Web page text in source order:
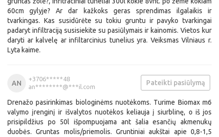
60cm gylyje? Ar dar kažkoks geras sprendimas ilgalaikis ir
tvarkingas. Kas susidūrėte su tokiu gruntu ir pavyko tvarkingai
padaryt infiltraciją susisiekite su pasiūlymais ir kainomis. Vietos kur
daryti ar kalvelę ar infiltarcinius tunelius yra. Veiksmas Vilniaus r.
Lyta kaime.
AN
+3706*****48
an********@***il.com
Pateikti pasiūlymą
Drenažo pasirinkimas biologinėms nuotėkoms. Turime Biomax m6
valymo įrenginį ir išvalytos nuotėkos keliauja į siurblinę, o iš jos
prisipildžius po 50l išpompuojama ant šalia esančių akmenukų
duobės. Gruntas molis/priemolis. Gruntiniai aukštai apie 0,8-1,5